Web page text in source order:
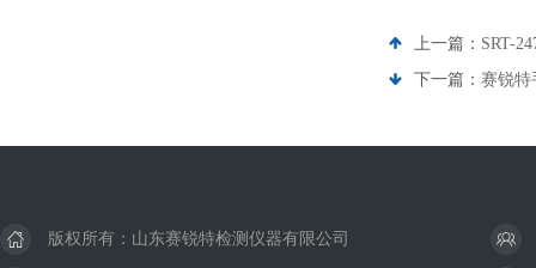
上一篇： SRT-
下一篇： 赛锐特
版权所有：山东赛锐特检测仪器有限公司